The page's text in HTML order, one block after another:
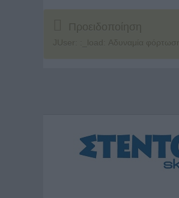
Προειδοποίηση
JUser: :_load: Αδυναμία